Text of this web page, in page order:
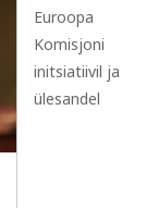
Euroopa
Komisjoni
initsiatiivil ja
ülesandel